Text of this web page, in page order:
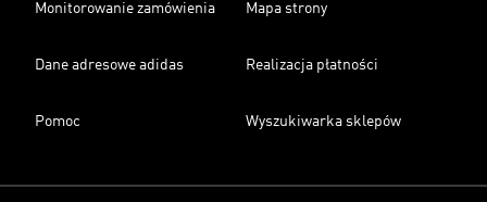
Monitorowanie zamówienia Mapa strony
Dane adresowe adidas Realizacja płatności
Pomoc Wyszukiwarka sklepów